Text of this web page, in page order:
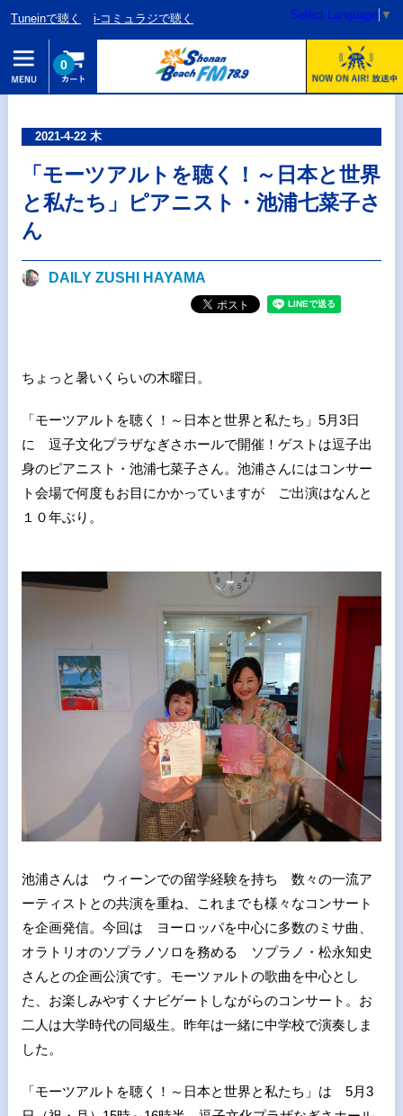
Tuneinで聴く i-コミュラジで聴く Select Language ▼
0
2021-4-22 木
「モーツアルトを聴く！～日本と世界
と私たち」ピアニスト・池浦七菜子さ
ん
DAILY ZUSHI HAYAMA
ちょっと暑いくらいの木曜日。
「モーツアルトを聴く！～日本と世界と私たち」5月3日
に 逗子文化プラザなぎさホールで開催！ゲストは逗子出
身のピアニスト・池浦七菜子さん。池浦さんにはコンサー
ト会場で何度もお目にかかっていますが ご出演はなんと
１０年ぶり。
池浦さんは ウィーンでの留学経験を持ち 数々の一流ア
ーティストとの共演を重ね、これまでも様々なコンサート
を企画発信。今回は ヨーロッパを中心に多数のミサ曲、
オラトリオのソプラノソロを務める ソプラノ・松永知史
さんとの企画公演です。モーツァルトの歌曲を中心とし
た、お楽しみやすくナビゲートしながらのコンサート。お
二人は大学時代の同級生。昨年は一緒に中学校で演奏しま
した。
「モーツアルトを聴く！～日本と世界と私たち」は 5月3